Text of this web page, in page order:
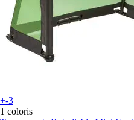
+-3
1 coloris